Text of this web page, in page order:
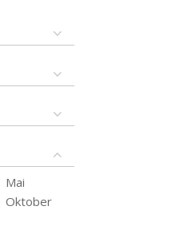
Mai
Oktober